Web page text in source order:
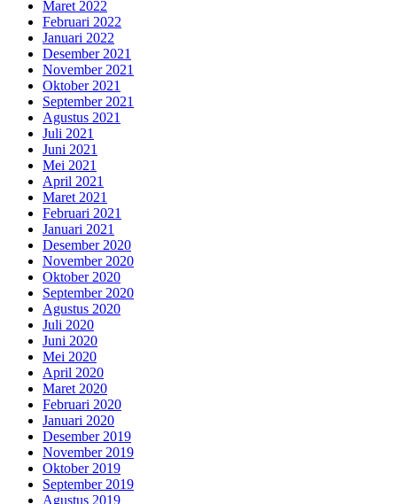
Maret 2022
Februari 2022
Januari 2022
Desember 2021
November 2021
Oktober 2021
September 2021
Agustus 2021
Juli 2021
Juni 2021
Mei 2021
April 2021
Maret 2021
Februari 2021
Januari 2021
Desember 2020
November 2020
Oktober 2020
September 2020
Agustus 2020
Juli 2020
Juni 2020
Mei 2020
April 2020
Maret 2020
Februari 2020
Januari 2020
Desember 2019
November 2019
Oktober 2019
September 2019
Agustus 2019